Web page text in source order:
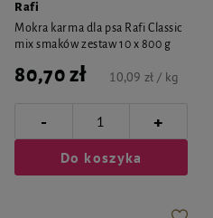
Rafi
Mokra karma dla psa Rafi Classic
mix smaków zestaw 10 x 800 g
80,70 zł 10,09 zł / kg
- +
Do koszyka